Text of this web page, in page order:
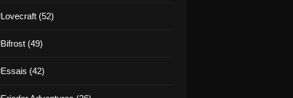
(52)
(49)
(42)